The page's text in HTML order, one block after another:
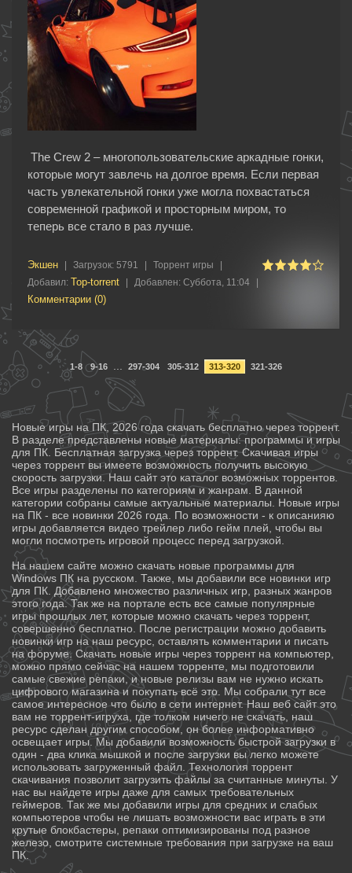
The Crew 2 – многопользовательские аркадные гонки,
которые могут завлечь на долгое время. Если первая
часть увлекательной гонки уже могла похвастаться
современной графикой и просторным миром, то
теперь все стало в раз лучше.
Экшен Загрузок: 5791 Торрент игры
Добавил: Top-torrent Добавлен: Суббота, 11:04
Комментарии (0)
1-8 9-16 297-304 305-312 313-320 321-326
Новые игры на ПК, 2026 года скачать бесплатно через торрент.
В разделе представлены новые материалы: программы и игры
для ПК. Бесплатная загрузка через торрент. Скачивая игры
через торрент вы имеете возможность получить высокую
скорость загрузки. Наш сайт это каталог возможных торрентов.
Все игры разделены по категориям и жанрам. В данной
категории собраны самые актуальные материалы. Новые игры
на ПК - все новинки 2026 года. По возможности - к описанияю
игры добавляется видео трейлер либо гейм плей, чтобы вы
могли посмотреть игровой процесс перед загрузкой.
На нашем сайте можно скачать новые программы для
Windows ПК на русском. Также, мы добавили все новинки игр
для ПК. Добавлено множество различных игр, разных жанров
этого года. Так же на портале есть все самые популярные
игры прошлых лет, которые можно скачать через торрент,
совершенно бесплатно. После регистрации можно добавить
новинки игр на наш ресурс, оставлять комментарии и писать
на форуме. Скачать новые игры через торрент на компьютер,
можно прямо сейчас на нашем торренте, мы подготовили
самые свежие репаки, и новые релизы вам не нужно искать
цифрового магазина и покупать всё это. Мы собрали тут все
самое интересное что было в сети интернет. Наш веб сайт это
вам не торрент-игруха, где толком ничего не скачать, наш
ресурс сделан другим способом, он более информативно
освещает игры. Мы добавили возможность быстрой загрузки в
один - два клика мышкой и после загрузки вы легко можете
использовать загруженный файл. Технология торрент
скачивания позволит загрузить файлы за считанные минуты. У
нас вы найдете игры даже для самых требовательных
геймеров. Так же мы добавили игры для средних и слабых
компьютеров чтобы не лишать возможности вас играть в эти
крутые блокбастеры, репаки оптимизированы под разное
железо, смотрите системные требования при загрузке на ваш
ПК.